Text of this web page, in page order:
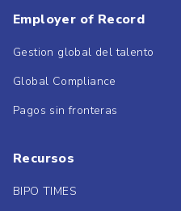
Employer of Record
Gestion global del talento
Global Compliance
Pagos sin fronteras
Recursos
BIPO TIMES